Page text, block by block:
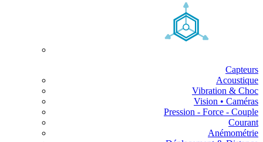
Capteurs
Acoustique
Vibration & Choc
Vision • Caméras
Pression - Force - Couple
Courant
Anémométrie